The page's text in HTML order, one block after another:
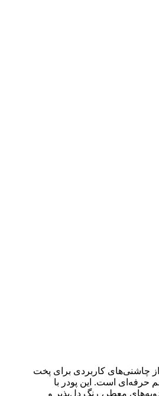
چاشنی‌های کاربردی برای پخت
حرفه‌ای است. این پودر با
معطر، رنگ دل‌پذیر و